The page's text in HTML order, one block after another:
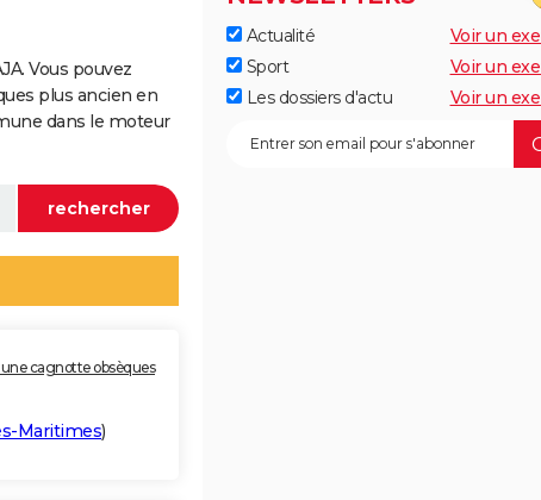
Vous pouvez
plus ancien en
dans le moteur
cagnotte obsèques
Maritimes)
Actualité
Voir un
Sport
Voir un
Les dossiers d'actu
Voir un